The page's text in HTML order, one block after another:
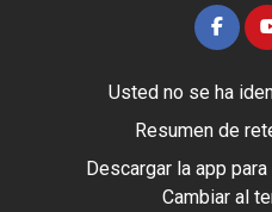
Usted no se ha
Resumen de
Descargar la app
Cambiar al